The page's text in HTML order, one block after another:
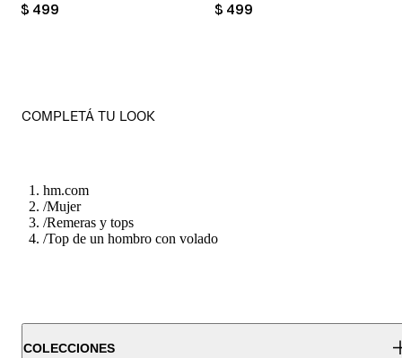
PRICE:
$ 499 PRICE:
$ 499
COMPLETÁ TU LOOK
hm.com
/Mujer
/Remeras y tops
/Top de un hombro con volado
COLECCIONES